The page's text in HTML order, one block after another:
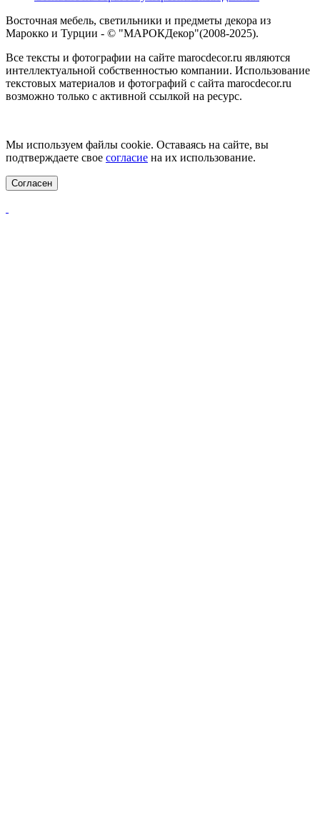
Восточная мебель, светильники и предметы декора из
Марокко и Турции - © "МАРОКДекор"(2008-2025).
Все тексты и фотографии на сайте marocdecor.ru являются
интеллектуальной собственностью компании. Использование
текстовых материалов и фотографий с сайта marocdecor.ru
возможно только с активной ссылкой на ресурс.
Мы используем файлы cookie. Оставаясь на сайте, вы
подтверждаете свое согласие на их использование.
Согласен